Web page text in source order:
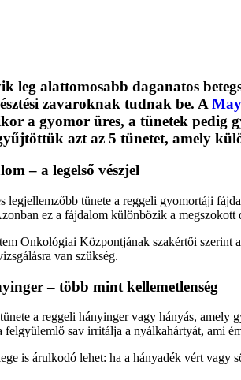
leg alattomosabb daganatos
zavaroknak tudnak be. A
a gyomor üres, a tünetek pedig
azt az 5 tünetet, amely
– a legelső vészjel
legjellemzőbb tünete a reggeli gyomortáji
ez a fájdalom különbözik a
Onkológiai Központjának szakértői szerint
van szükség.
– több mint kellemetlenség
a reggeli hányinger vagy hányás, amely
felgyülemlő sav irritálja a nyálkahártyát, ami
is árulkodó lehet: ha a hányadék vért